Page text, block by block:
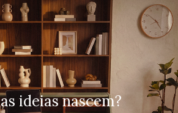
ideias nascem?